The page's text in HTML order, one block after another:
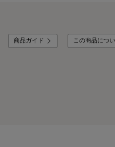
商品ガイド この商品につ